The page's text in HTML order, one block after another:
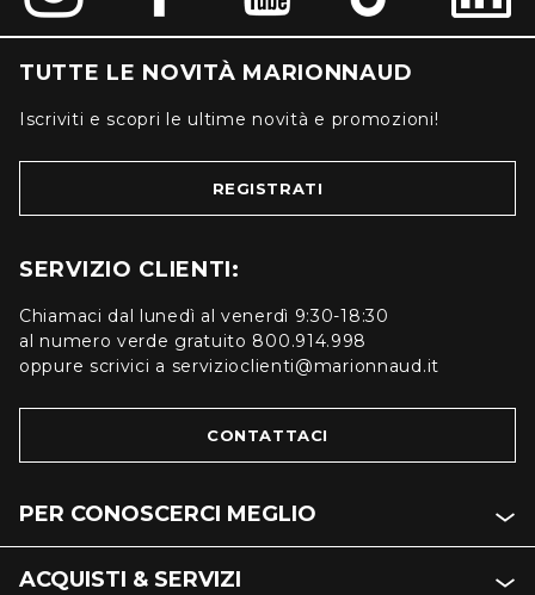
TUTTE LE NOVITÀ MARIONNAUD
Iscriviti e scopri le ultime novità e promozioni!
REGISTRATI
SERVIZIO CLIENTI:
Chiamaci dal lunedì al venerdì 9:30-18:30
al numero verde gratuito 800.914.998
oppure scrivici a servizioclienti@marionnaud.it
CONTATTACI
PER CONOSCERCI MEGLIO
ACQUISTI & SERVIZI